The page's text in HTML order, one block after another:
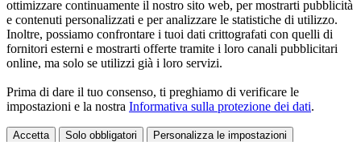
ottimizzare continuamente il nostro sito web, per mostrarti pubblicità
e contenuti personalizzati e per analizzare le statistiche di utilizzo.
Inoltre, possiamo confrontare i tuoi dati crittografati con quelli di
fornitori esterni e mostrarti offerte tramite i loro canali pubblicitari
online, ma solo se utilizzi già i loro servizi.
Prima di dare il tuo consenso, ti preghiamo di verificare le
impostazioni e la nostra Informativa sulla protezione dei dati.
Accetta Solo obbligatori Personalizza le impostazioni